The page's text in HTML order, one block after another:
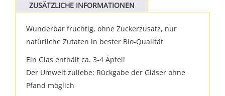
ZUSÄTZLICHE INFORMATIONEN
Wunderbar fruchtig, ohne Zuckerzusatz, nur
natürliche Zutaten in bester Bio-Qualität
Ein Glas enthält ca. 3-4 Äpfel!
Der Umwelt zuliebe: Rückgabe der Gläser ohne
Pfand möglich